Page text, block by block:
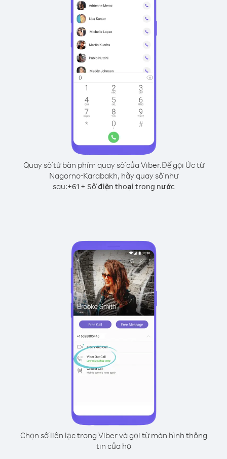
Quay số từ bàn phím quay số của Viber.Để gọi Úc từ
Nagorno-Karabakh, hãy quay số như
sau:+61+ Số điện thoại trong nước
Chọn số liên lạc trong Viber và gọi từ màn hình thông
tin của họ